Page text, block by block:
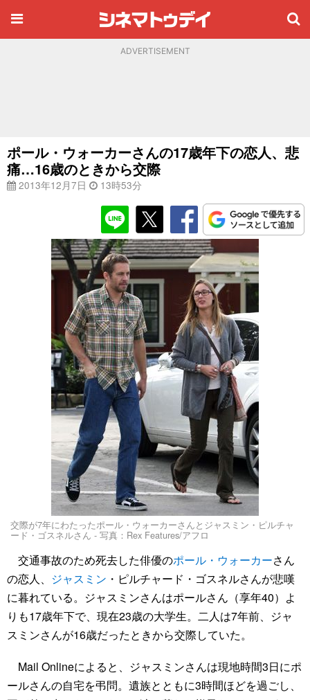
ADVERTISEMENT
ポール・ウォーカーさんの17歳年下の恋人、悲
痛…16歳のときから交際
2013年12月7日 13時53分
交際が7年にわたったポール・ウォーカーさんとジャスミン・ピルチャ
ード・ゴスネルさん - 写真：Rex Features/アフロ
交通事故のため死去した俳優のポール・ウォーカーさん
の恋人、 ジャスミン ・ピルチャード・ゴスネルさんが悲嘆
に暮れている。ジャスミンさんはポールさん（享年40）よ
りも17歳年下で、現在23歳の大学生。二人は7年前、ジャ
スミンさんが16歳だったときから交際していた。
Mail Onlineによると、ジャスミンさんは現地時間3日にポ
ールさんの自宅を弔問。遺族とともに3時間ほどを過ごし、